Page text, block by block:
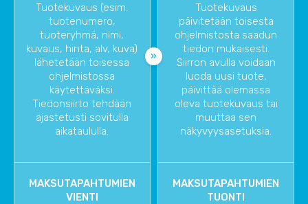
Tuotekuvaus (esim.
tuotenumero,
tuoteryhmä, nimi,
kuvaus, hinta, alv, kuva)
lähetetään toisessa
ohjelmistossa
käytettäväksi.
Tiedonsiirto tehdään
ajastetusti sovitulla
aikataululla.
Tuotekuvaus
päivitetään toisesta
ohjelmistosta saadun
tiedon mukaisesti.
Siirron avulla voidaan
luoda uusi tuote,
päivittää olemassa
oleva tuotekuvaus tai
muuttaa sen
näkyvyysasetuksia.
MAKSUTAPAHTUMIEN
VIENTI
MAKSUTAPAHTUMIEN
TUONTI